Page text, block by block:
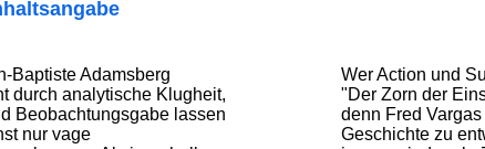
Baptiste Adamsberg
durch analytische Klugheit,
Beobachtungsgabe lassen
nur vage
Wer Action und
"Der Zorn der
denn Fred
Geschichte zu